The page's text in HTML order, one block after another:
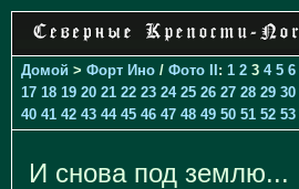
Домой > Форт Ино / Фото II: 1 2 3 4 5 6
17 18 19 20 21 22 23 24 25 26 27 28 29 30
40 41 42 43 44 45 46 47 48 49 50 51 52 53
И снова под землю...